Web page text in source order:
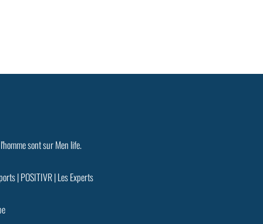
sont sur Men life.
|POSITIVR|Les Experts